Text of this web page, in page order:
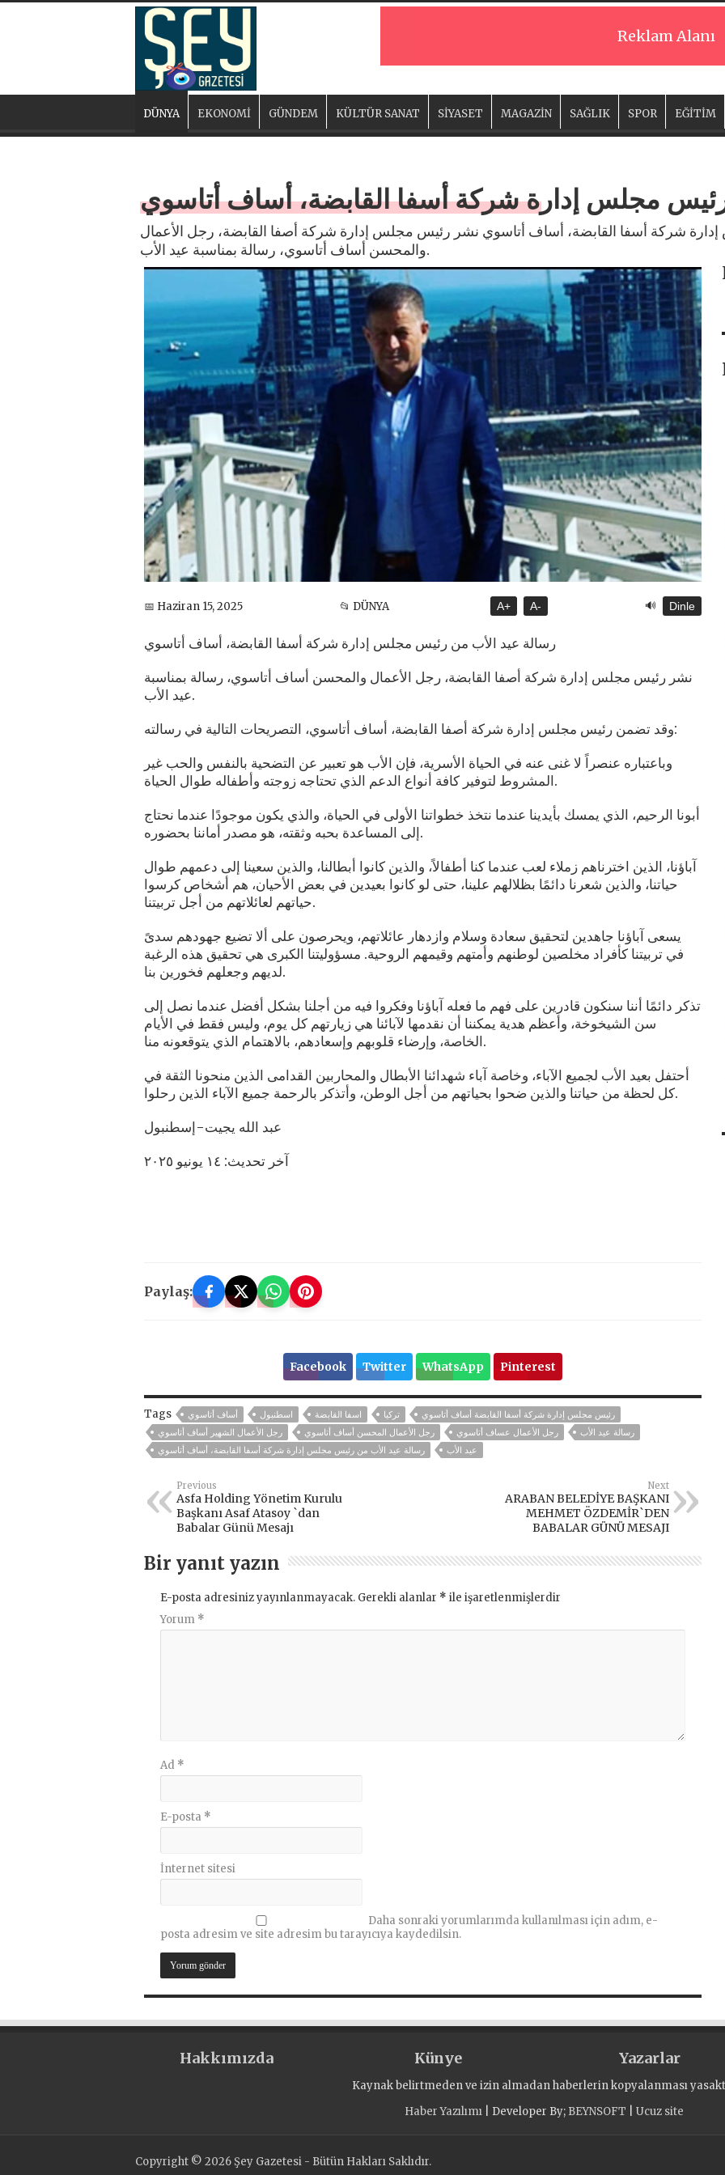
Reklam Alanı
DÜNYA EKONOMİ GÜNDEM KÜLTÜR SANAT SİYASET MAGAZİN SAĞLIK SPOR EĞİTİM
مجلس إدارة شركة أسفا القابضة، أساف أتاسوي
شركة أسفا القابضة، أساف أتاسوي نشر رئيس مجلس إدارة شركة أصفا القابضة، رجل الأعمال
والمحسن أساف أتاسوي، رسالة بمناسبة عيد الأب.
📅 Haziran 15, 2025 📂 DÜNYA A+ A- 🔊 Dinle
رسالة عيد الأب من رئيس مجلس إدارة شركة أسفا القابضة، أساف أتاسوي
نشر رئيس مجلس إدارة شركة أصفا القابضة، رجل الأعمال والمحسن أساف أتاسوي، رسالة بمناسبة
عيد الأب.
وقد تضمن رئيس مجلس إدارة شركة أصفا القابضة، أساف أتاسوي، التصريحات التالية في رسالته:
وباعتباره عنصراً لا غنى عنه في الحياة الأسرية، فإن الأب هو تعبير عن التضحية بالنفس والحب غير
المشروط لتوفير كافة أنواع الدعم الذي تحتاجه زوجته وأطفاله طوال الحياة.
أبونا الرحيم، الذي يمسك بأيدينا عندما نتخذ خطواتنا الأولى في الحياة، والذي يكون موجودًا عندما نحتاج
إلى المساعدة بحبه وثقته، هو مصدر أماننا بحضوره.
آباؤنا، الذين اخترناهم زملاء لعب عندما كنا أطفالاً، والذين كانوا أبطالنا، والذين سعينا إلى دعمهم طوال
حياتنا، والذين شعرنا دائمًا بظلالهم علينا، حتى لو كانوا بعيدين في بعض الأحيان، هم أشخاص كرسوا
حياتهم لعائلاتهم من أجل تربيتنا.
يسعى آباؤنا جاهدين لتحقيق سعادة وسلام وازدهار عائلاتهم، ويحرصون على ألا تضيع جهودهم سدىً
في تربيتنا كأفراد مخلصين لوطنهم وأمتهم وقيمهم الروحية. مسؤوليتنا الكبرى هي تحقيق هذه الرغبة
لديهم وجعلهم فخورين بنا.
تذكر دائمًا أننا سنكون قادرين على فهم ما فعله آباؤنا وفكروا فيه من أجلنا بشكل أفضل عندما نصل إلى
سن الشيخوخة، وأعظم هدية يمكننا أن نقدمها لآبائنا هي زيارتهم كل يوم، وليس فقط في الأيام
الخاصة، وإرضاء قلوبهم وإسعادهم، بالاهتمام الذي يتوقعونه منا.
أحتفل بعيد الأب لجميع الآباء، وخاصة آباء شهدائنا الأبطال والمحاربين القدامى الذين منحونا الثقة في
كل لحظة من حياتنا والذين ضحوا بحياتهم من أجل الوطن، وأتذكر بالرحمة جميع الآباء الذين رحلوا.
عبد الله يجيت-إسطنبول
آخر تحديث: ١٤ يونيو ٢٠٢٥
Paylaş:
Facebook Twitter WhatsApp Pinterest
Tags أساف أتاسوي اسطنبول اسفا القابضة تركيا
رئيس مجلس إدارة شركة أسفا القابضة أساف أتاسوي
رجل الأعمال الشهير أساف أتاسوي
رجل الأعمال المحسن أساف أتاسوي رجل الأعمال عساف أتاسوي
رسالة عيد الأب
رسالة عيد الأب من رئيس مجلس إدارة شركة أسفا القابضة، أساف أتاسوي
عيد الأب
Previous
Asfa Holding Yönetim Kurulu
Başkanı Asaf Atasoy `dan
Babalar Günü Mesajı
Next
ARABAN BELEDİYE BAŞKANI
MEHMET ÖZDEMİR`DEN
BABALAR GÜNÜ MESAJI
Bir yanıt yazın
E-posta adresiniz yayınlanmayacak. Gerekli alanlar * ile işaretlenmişlerdir
Yorum *
Ad *
E-posta *
İnternet sitesi
Daha sonraki yorumlarımda kullanılması için adım, e-
posta adresim ve site adresim bu tarayıcıya kaydedilsin.
Hakkımızda Künye Yazarlar
Kaynak belirtmeden ve izin almadan haberlerin kopyalanması
Haber Yazılımı| Developer By; BEYNSOFT Ucuz site
Copyright © 2026 Şey Gazetesi - Bütün Hakları Saklıdır.